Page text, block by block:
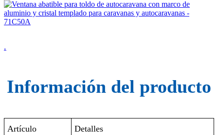
.
Información del producto
Artículo Detalles